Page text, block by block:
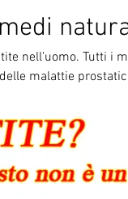
nell'uomo. Tutti i
malattie